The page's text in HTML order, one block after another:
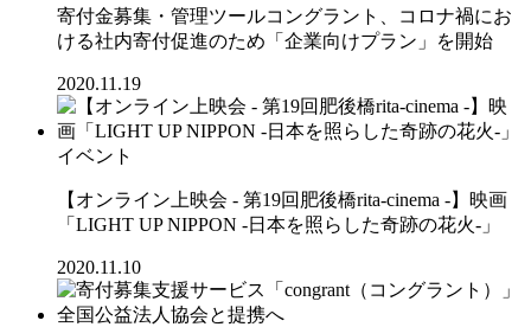
寄付金募集・管理ツールコングラント、コロナ禍にお
ける社内寄付促進のため「企業向けプラン」を開始
2020.11.19
イベント
【オンライン上映会 - 第19回肥後橋rita-cinema -】映画
「LIGHT UP NIPPON -日本を照らした奇跡の花火-」
2020.11.10